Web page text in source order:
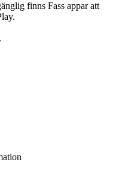
finns Fass appar att